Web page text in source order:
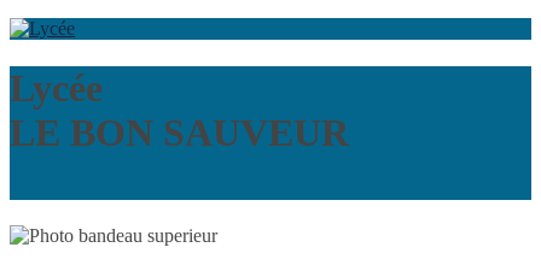
Lycée
LE BON SAUVEUR